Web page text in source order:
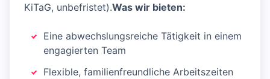
KiTaG, unbefristet).Was wir bieten:
Eine abwechslungsreiche Tätigkeit in einem
engagierten Team
Flexible, familienfreundliche Arbeitszeiten